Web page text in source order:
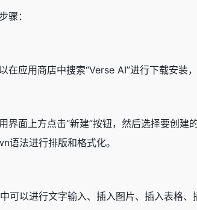
骤：
应用商店中搜索“Verse AI”进行下载安装
面上方点击“新建”按钮，然后选择要创建
法进行排版和格式化。
可以进行文字输入、插入图片、插入表格